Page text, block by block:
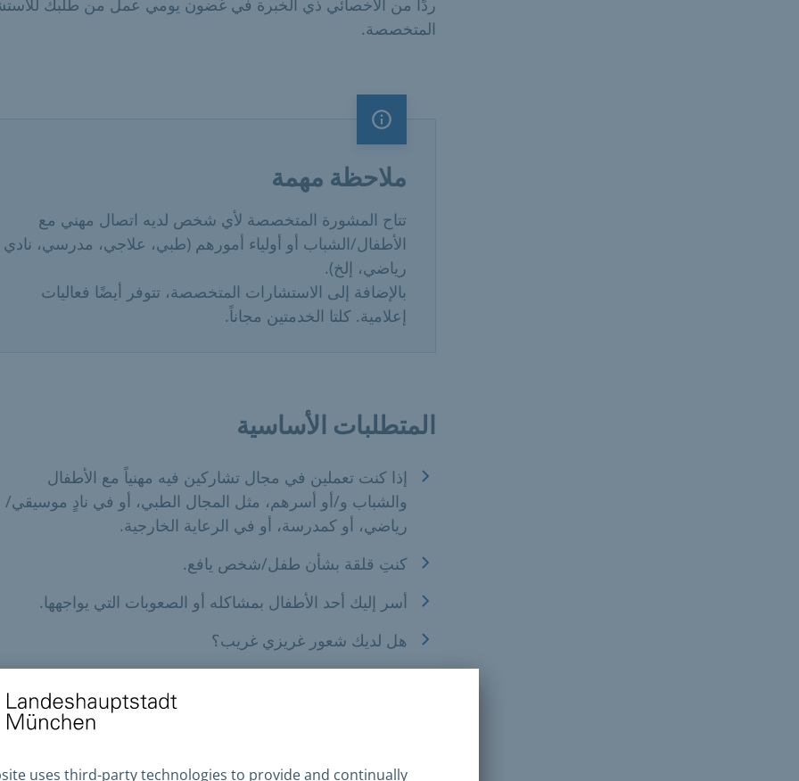
المتخصصة.
ملاحظة مهمة
ملاحظة مهمة
تتاح المشورة المتخصصة لأي شخص لديه اتصال مهني مع
الأطفال/الشباب أو أولياء أمورهم (طبي، علاجي، مدرسي، نادي
رياضي، إلخ).
بالإضافة إلى الاستشارات المتخصصة، تتوفر أيضًا فعاليات
إعلامية. كلتا الخدمتين مجاناً.
المتطلبات الأساسية
إذا كنت تعملين في مجال تشاركين فيه مهنياً مع الأطفال
والشباب و/أو أسرهم، مثل المجال الطبي، أو في نادٍ موسيقي/
رياضي، أو كمدرسة، أو في الرعاية الخارجية.
كنتِ قلقة بشأن طفل/شخص يافع.
أسر إليك أحد الأطفال بمشاكله أو الصعوبات التي يواجهها.
هل لديك شعور غريزي غريب؟
إذًا يمكنك الاستفادة من خدمة المشورة والدعم المجانية والمجهولة
التي يقدمها أخصائيون ذوو خبرة في مجال حماية الطفل (IseF).